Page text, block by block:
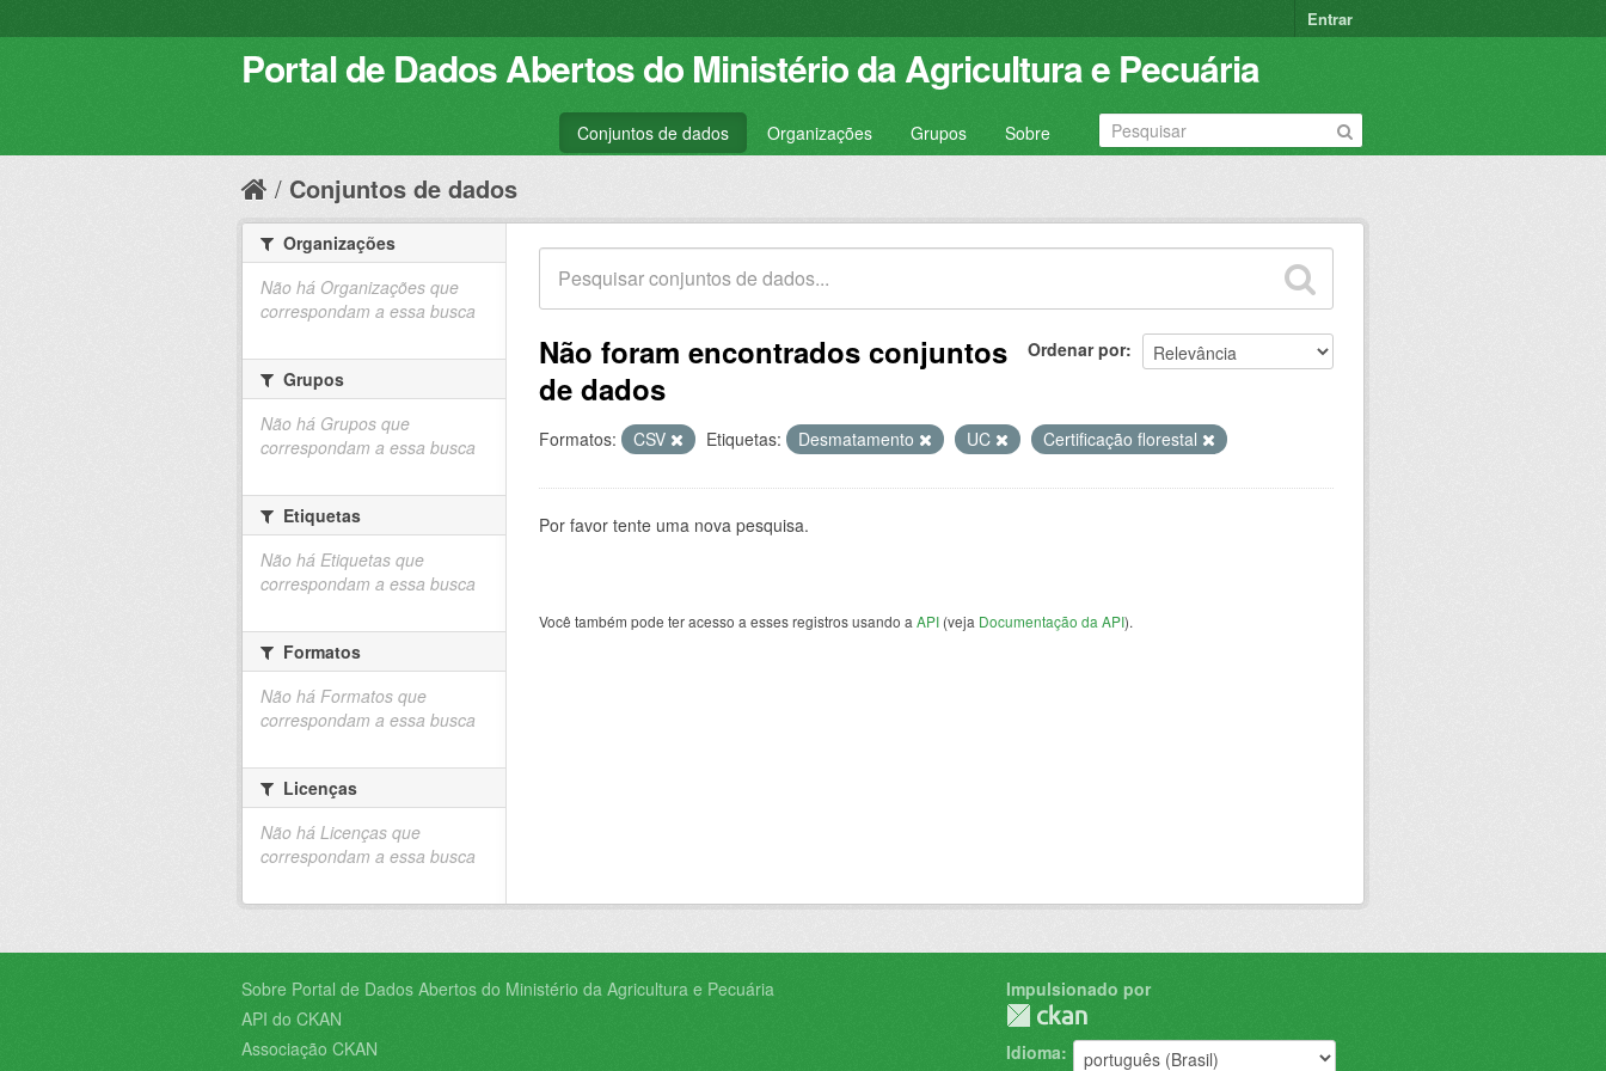
Entrar
Portal de Dados Abertos do Ministério da Agricultura e Pecuária
Conjuntos de dados Organizações Grupos Sobre
Conjuntos de dados
Ordenar por
Não foram encontrados conjuntos
de dados
Formatos: CSV Etiquetas: Desmatamento UC Certificação florestal
Por favor tente uma nova pesquisa.
Você também pode ter acesso a esses registros usando a API (veja Documentação da API).
Organizações
Não há Organizações que
correspondam a essa busca
Grupos
Não há Grupos que
correspondam a essa busca
Etiquetas
Não há Etiquetas que
correspondam a essa busca
Formatos
Não há Formatos que
correspondam a essa busca
Licenças
Não há Licenças que
correspondam a essa busca
Sobre Portal de Dados Abertos do Ministério da Agricultura e Pecuária
API do CKAN
Associação CKAN
Impulsionado por
Idioma